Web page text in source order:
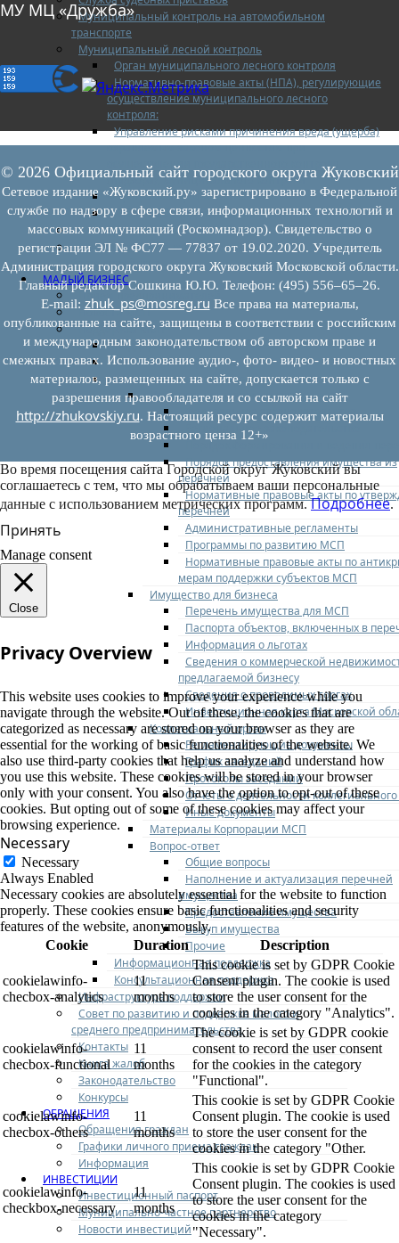
Муниципальный контроль на автомобильном
транспорте
Муниципальный лесной контроль
Орган муниципального лесного контроля
Нормативно-правовые акты (НПА), регулирующие
осуществление муниципального лесного
контроля:
Управление рисками причинения вреда (ущерба)
охраняемым законом ценностям при
осуществлении государственного контроля
(надзора), муниципального контроля
Программа профилактики
Доклады муниципального лесного контроля
Муниципальный контроль за ЕТО
Муниципальный контроль в сфере
благоустройства
МАЛЫЙ БИЗНЕС
Прием предпринимателей
Новости МСП
Поддержка МСП
Поддержка МСП
Финансовая поддержка
Имущественная поддержка
Нормативно-правовые акты
Федеральное законодательство
Региональное законодательство
Порядок формирования и ведения
Порядок предоставления имущества из
перечней
Нормативные правовые акты по
перечней
Административные регламенты
Программы по развитию МСП
Нормативные правовые акты по
мерам поддержки субъектов МСП
Имущество для бизнеса
Перечень имущества для МСП
Паспорта объектов, включенных в
Информация о льготах
Сведения о коммерческой
предлагаемой бизнесу
Сведения о проводимых торгах
Инвестиционная карта Московской
Коллегиальный орган
Регламентирующие документы
График заседаний
Протоколы заседаний
Отчеты о деятельности
Иные документы
Материалы Корпорации МСП
Вопрос-ответ
Общие вопросы
Наполнение и актуализация перечней
имущества
Предоставление имущества
Выкуп имущества
Прочие
Информационная поддержка
Консультационная поддержка
Инфраструктура поддержки
Совет по развитию и поддержке малого и
среднего предпринимательства
Контакты
Книга жалоб
Законодательство
Конкурсы
ОБРАЩЕНИЯ
Обращения граждан
Графики личного приема граждан
Информация
ИНВЕСТИЦИИ
Инвестиционный паспорт
Муниципально-частное партнерство
Новости инвестиций
МУ МЦ «Дружба»
© 2026 Официальный сайт городского округа Жуковский
Сетевое издание «Жуковский.ру» зарегистрировано в Федеральной
службе по надзору в сфере связи, информационных технологий и
массовых коммуникаций (Роскомнадзор). Свидетельство о
регистрации ЭЛ № ФС77 — 77837 от 19.02.2020. Учредитель
Администрация городского округа Жуковский Московской области.
Главный редактор Сошкина Ю.Ю. Телефон: (495) 556–65–26.
E‑mail: zhuk_ps@mosreg.ru Все права на материалы,
опубликованные на сайте, защищены в соответствии с российским
и международным законодательством об авторском праве и
смежных правах. Использование аудио-, фото- видео- и новостных
материалов, размещенных на сайте, допускается только с
разрешения правообладателя и со ссылкой на сайт
http://zhukovskiy.ru. Настоящий ресурс содержит материалы
возрастного ценза 12+»
Во время посещения сайта Городской округ Жуковский вы
соглашаетесь с тем, что мы обрабатываем ваши персональные
данные с использованием метрических программ.Подробнее.
Принять
Manage consent
Close
Privacy Overview
This website uses cookies to improve your experience while you
navigate through the website. Out of these, the cookies that are
categorized as necessary are stored on your browser as they are
essential for the working of basic functionalities of the website. We
also use third-party cookies that help us analyze and understand how
you use this website. These cookies will be stored in your browser
only with your consent. You also have the option to opt-out of these
cookies. But opting out of some of these cookies may affect your
browsing experience.
Necessary
Necessary
Always Enabled
Necessary cookies are absolutely essential for the website to function
properly. These cookies ensure basic functionalities and security
features of the website, anonymously.
Cookie
Duration Description
cookielawinfo-
checbox-analytics
11
months
This cookie is set by GDPR Cookie
Consent plugin. The cookie is used
to store the user consent for the
cookies in the category "Analytics".
cookielawinfo-
checbox-functional
11
months
The cookie is set by GDPR cookie
consent to record the user consent
for the cookies in the category
"Functional".
cookielawinfo-
checbox-others
11
months
This cookie is set by GDPR Cookie
Consent plugin. The cookie is used
to store the user consent for the
cookies in the category "Other.
cookielawinfo-
checkbox-necessary
11
months
This cookie is set by GDPR Cookie
Consent plugin. The cookies is used
to store the user consent for the
cookies in the category
"Necessary".